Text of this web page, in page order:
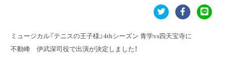
ミュージカル『テニスの王子様』4thシーズン 青学vs四天宝寺に
不動峰 伊武深司役で出演が決定しました！